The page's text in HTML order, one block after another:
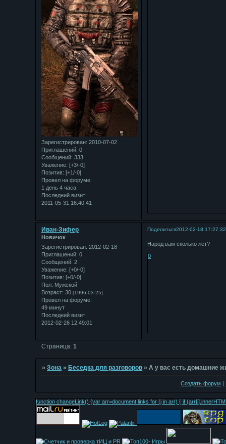
Зарегистрирован: 2010-07-02
Приглашений: 0
Сообщений: 333
Уважение: [+3/-0]
Позитив: [+1/-0]
Провел на форуме:
1 день 4 часа
Последний визит:
2011-05-31 16:40:41
Поделиться2012-02-18 17:27:32
Иван-Зифер
Новичок
Зарегистрирован: 2012-02-18
Приглашений: 0
Сообщений: 2
Уважение: [+0/-0]
Позитив: [+0/-0]
Пол: Мужской
Возраст: 30 [1996-03-25]
Провел на форуме:
49 минут
Последний визит:
2012-02-26 12:49:01
Народ вам сколько лет?
0
Страница:1
»Зона »Беседка для разговоров »А у вас есть домашние
Создать форум
function changeLink() {var arr=document.links for (j in arr) { if